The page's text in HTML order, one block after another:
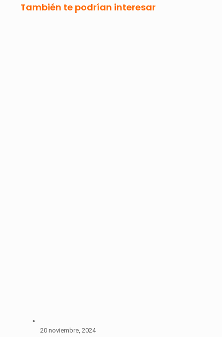
También te podrían interesar
20 noviembre, 2024